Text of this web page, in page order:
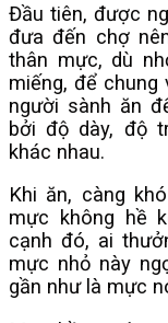
Đầu tiên, được
đưa đến chợ
thân mực, dù
miếng, để
người sành ăn
bởi độ dày, độ
khác nhau.
Khi ăn, càng
mực không hề
cạnh đó, ai
mực nhỏ này
gần như là mực